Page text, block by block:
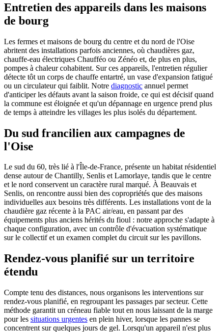
Entretien des appareils dans les maisons
de bourg
Les fermes et maisons de bourg du centre et du nord de l'Oise
abritent des installations parfois anciennes, où chaudières gaz,
chauffe-eau électriques Chaufféo ou Zénéo et, de plus en plus,
pompes à chaleur cohabitent. Sur ces appareils, l'entretien régulier
détecte tôt un corps de chauffe entartré, un vase d'expansion fatigué
ou un circulateur qui faiblit. Notre diagnostic annuel permet
d'anticiper les défauts avant la saison froide, ce qui est décisif quand
la commune est éloignée et qu'un dépannage en urgence prend plus
de temps à atteindre les villages les plus isolés du département.
Du sud francilien aux campagnes de
l'Oise
Le sud du 60, très lié à l'Île-de-France, présente un habitat résidentiel
dense autour de Chantilly, Senlis et Lamorlaye, tandis que le centre
et le nord conservent un caractère rural marqué. À Beauvais et
Senlis, on rencontre aussi bien des copropriétés que des maisons
individuelles aux besoins très différents. Les installations vont de la
chaudière gaz récente à la PAC air/eau, en passant par des
équipements plus anciens hérités du fioul : notre approche s'adapte à
chaque configuration, avec un contrôle d'évacuation systématique
sur le collectif et un examen complet du circuit sur les pavillons.
Rendez-vous planifié sur un territoire
étendu
Compte tenu des distances, nous organisons les interventions sur
rendez-vous planifié, en regroupant les passages par secteur. Cette
méthode garantit un créneau fiable tout en nous laissant de la marge
pour les situations urgentes en plein hiver, lorsque les pannes se
concentrent sur quelques jours de gel. Lorsqu'un appareil n'est plus